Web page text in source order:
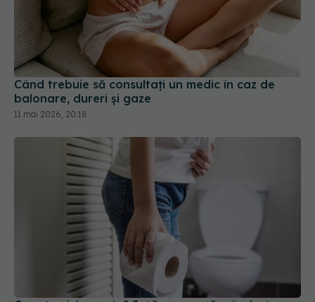
Când trebuie să consultați un medic în caz de
balonare, dureri și gaze
11 mai 2026, 20:18
Ce este ciclosporia? Iată cum se răspândește
acest parazit
24 iul 2026, 19:52